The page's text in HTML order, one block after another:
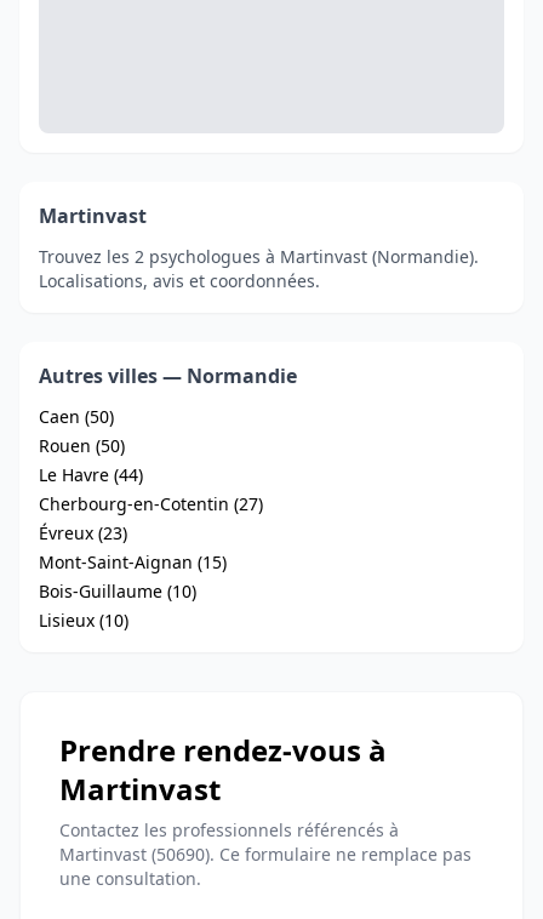
Martinvast
Trouvez les 2 psychologues à Martinvast (Normandie).
Localisations, avis et coordonnées.
Autres villes — Normandie
Caen (50)
Rouen (50)
Le Havre (44)
Cherbourg-en-Cotentin (27)
Évreux (23)
Mont-Saint-Aignan (15)
Bois-Guillaume (10)
Lisieux (10)
Prendre rendez-vous à
Martinvast
Contactez les professionnels référencés à
Martinvast (50690). Ce formulaire ne remplace pas
une consultation.